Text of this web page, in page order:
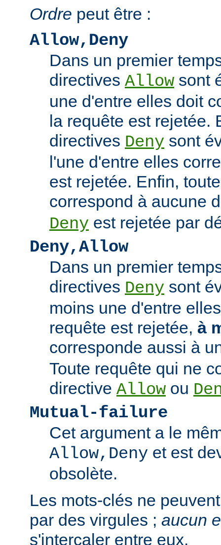
Ordre peut être :
Allow,Deny
Dans un premier
directives Allow sont
une d'entre elles doit
la requête est rejetée.
directives Deny sont
l'une d'entre elles
est rejetée. Enfin,
correspond à aucune
Deny est rejetée par
Deny,Allow
Dans un premier
directives Deny sont
moins une d'entre
requête est rejetée, à
corresponde aussi à
Toute requête qui ne
directive Allow ou
Mutual-failure
Cet argument a le
Allow,Deny et est
obsolète.
Les mots-clés ne
par des virgules ; aucun
s'intercaler entre eux.